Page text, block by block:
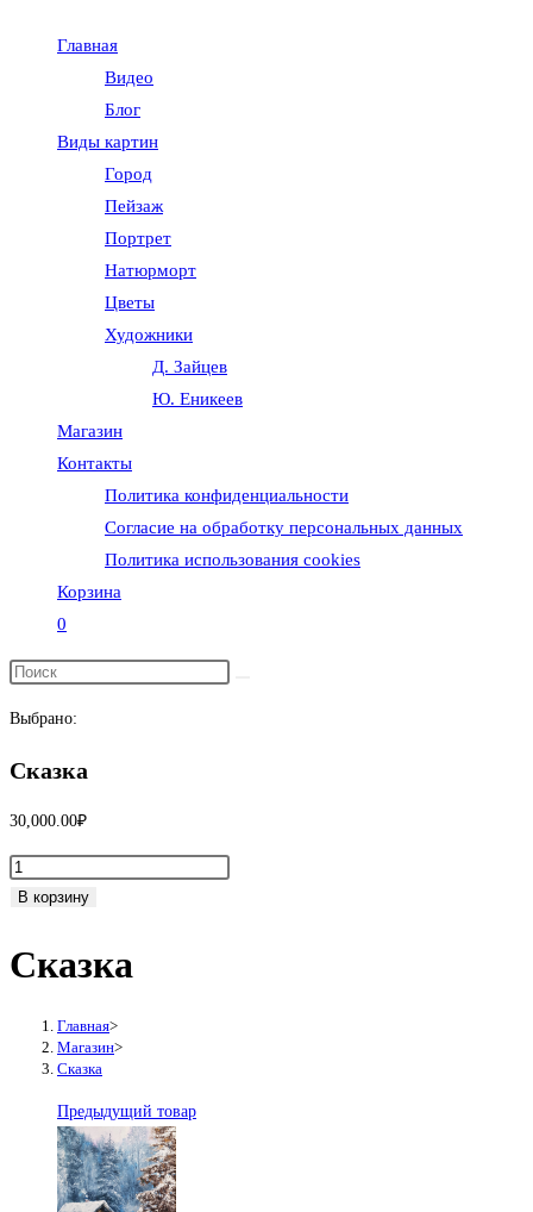
Главная
Видео
Блог
Виды картин
Город
Пейзаж
Портрет
Натюрморт
Цветы
Художники
Д. Зайцев
Ю. Еникеев
Магазин
Контакты
Политика конфиденциальности
Согласие на обработку персональных данных
Политика использования cookies
Корзина
0
поиск
по
сайту
Выбрано:
Сказка
30,000.00₽
Количество
товара
В корзину
Сказка
Главная>
Магазин>
Сказка
Предыдущий товар